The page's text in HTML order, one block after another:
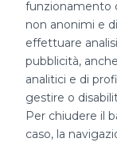
funzionamento
non anonimi e
effettuare
pubblicità,
analitici e di
gestire o
Per chiudere il
caso, la